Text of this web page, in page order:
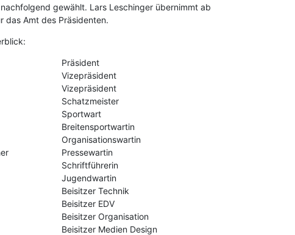
gewählt. Lars Leschinger übernimmt ab
das Amt des Präsidenten.
Präsident
Vizepräsident
Vizepräsident
Schatzmeister
Sportwart
Breitensportwartin
Organisationswartin
Pressewartin
Schriftführerin
Jugendwartin
Beisitzer Technik
Beisitzer EDV
Beisitzer Organisation
Beisitzer Medien Design